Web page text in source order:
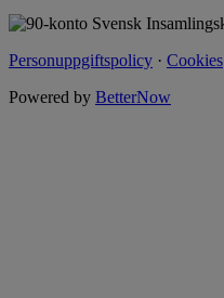
Personuppgiftspolicy · Cookies
Powered by BetterNow